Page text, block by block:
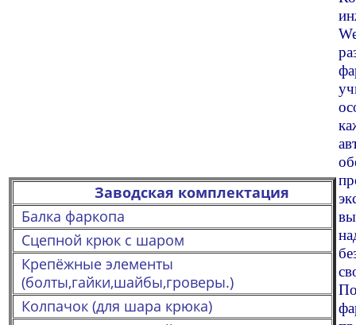
Заводская комплектация
Балка фаркопа
Сцепной крюк с шаром
Крепёжные элементы
(болты,гайки,шайбы,гроверы.)
Колпачок (для шара крюка)